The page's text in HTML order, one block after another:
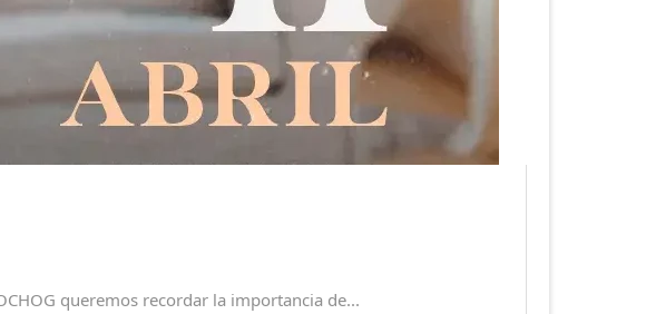
queremos recordar la importancia de...